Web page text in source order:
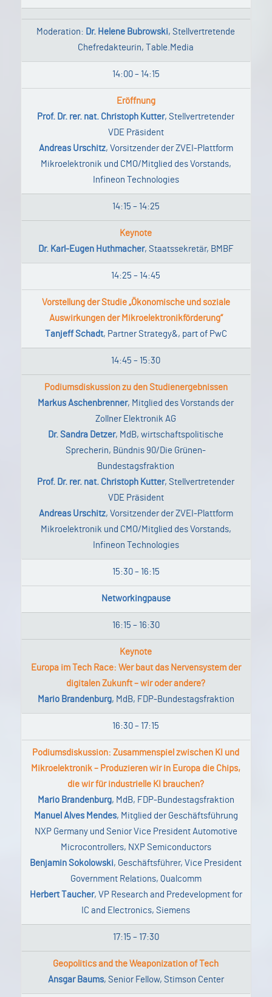
Moderation: Dr. Helene Bubrowski, Stellvertretende
Chefredakteurin, Table.Media
14:00 – 14:15
Eröffnung
Prof. Dr. rer. nat. Christoph Kutter, Stellvertretender
VDE Präsident
Andreas Urschitz, Vorsitzender der ZVEI-Plattform
Mikroelektronik und CMO/Mitglied des Vorstands,
Infineon Technologies
14:15 – 14:25
Keynote
Dr. Karl-Eugen Huthmacher, Staatssekretär, BMBF
14:25 – 14:45
Vorstellung der Studie „Ökonomische und soziale
Auswirkungen der Mikroelektronikförderung“
Tanjeff Schadt, Partner Strategy&, part of PwC
14:45 – 15:30
Podiumsdiskussion zu den Studienergebnissen
Markus Aschenbrenner, Mitglied des Vorstands der
Zollner Elektronik AG
Dr. Sandra Detzer, MdB, wirtschaftspolitische
Sprecherin, Bündnis 90/Die Grünen-
Bundestagsfraktion
Prof. Dr. rer. nat. Christoph Kutter, Stellvertretender
VDE Präsident
Andreas Urschitz, Vorsitzender der ZVEI-Plattform
Mikroelektronik und CMO/Mitglied des Vorstands,
Infineon Technologies
15:30 – 16:15
Networkingpause
16:15 – 16:30
Keynote
Europa im Tech Race: Wer baut das Nervensystem der
digitalen Zukunft – wir oder andere?
Mario Brandenburg, MdB, FDP-Bundestagsfraktion
16:30 – 17:15
Podiumsdiskussion: Zusammenspiel zwischen KI und
Mikroelektronik – Produzieren wir in Europa die Chips,
die wir für industrielle KI brauchen?
Mario Brandenburg, MdB, FDP-Bundestagsfraktion
Manuel Alves Mendes, Mitglied der Geschäftsführung
NXP Germany und Senior Vice President Automotive
Microcontrollers, NXP Semiconductors
Benjamin Sokolowski, Geschäftsführer, Vice President
Government Relations, Qualcomm
Herbert Taucher, VP Research and Predevelopment for
IC and Electronics, Siemens
17:15 – 17:30
Geopolitics and the Weaponization of Tech
Ansgar Baums, Senior Fellow, Stimson Center